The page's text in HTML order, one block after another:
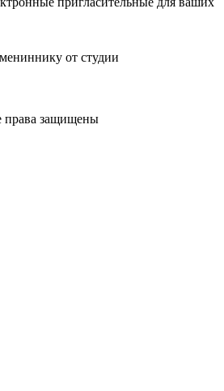
от студии
права защищены